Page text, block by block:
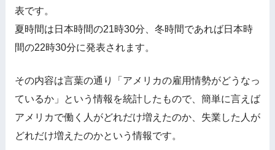
表です。
夏時間は日本時間の21時30分、冬時間であれば日本時
間の22時30分に発表されます。
その内容は言葉の通り「アメリカの雇用情勢がどうなっ
ているか」という情報を統計したもので、簡単に言えば
アメリカで働く人がどれだけ増えたのか、失業した人が
どれだけ増えたのかという情報です。